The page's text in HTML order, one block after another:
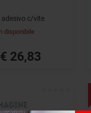
c/vite
disponibile
€ 26,83